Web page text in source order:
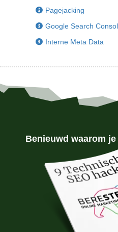
Pagejacking
Google Search
Interne Meta Data
Benieuwd waarom